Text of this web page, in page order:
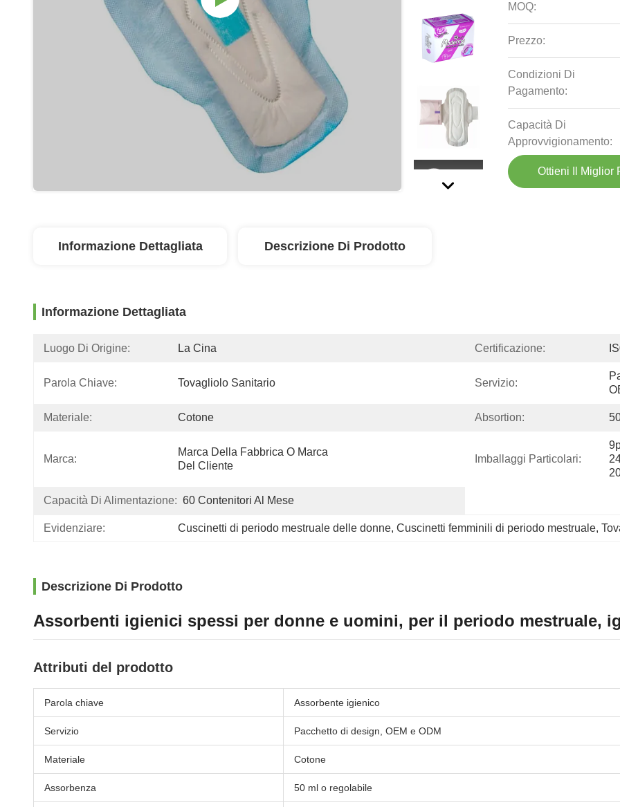
MOQ:
Prezzo:
Condizioni Di
Pagamento:
Capacità Di
Approvvigionamento:
Ottieni Il Miglior
Informazione Dettagliata Descrizione Di Prodotto
Informazione Dettagliata
Luogo Di Origine: La Cina Certificazione:
Parola Chiave: Tovagliolo Sanitario Servizio:
Materiale: Cotone Absortion:
Marca:
Marca Della Fabbrica O Marca
Del Cliente
Imballaggi Particolari:
Capacità Di Alimentazione: 60 Contenitori Al Mese
Evidenziare: Cuscinetti di periodo mestruale delle donne, Cuscinetti femminili di periodo mestruale,
Descrizione Di Prodotto
Assorbenti igienici spessi per donne e uomini, per il periodo mestruale,
Attributi del prodotto
Parola chiave Assorbente igienico
Servizio Pacchetto di design, OEM e ODM
Materiale Cotone
Assorbenza 50 ml o regolabile